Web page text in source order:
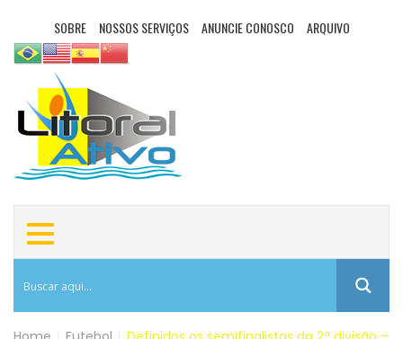
SOBRE NOSSOS SERVIÇOS ANUNCIE CONOSCO ARQUIVO